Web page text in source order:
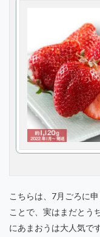
こちらは、7月ごろに
ことで、実はまだとう
にあまおうは大人気で